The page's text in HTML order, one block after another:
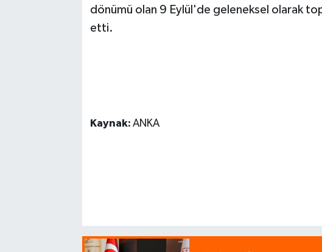
dönümü olan 9 Eylül'de geleneksel olarak
etti.
Kaynak: ANKA